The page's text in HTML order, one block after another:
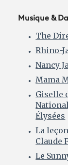
Musique &
The
Rhino-
Nancy
Mama
Giselle
Élysées
La
Claude
Le